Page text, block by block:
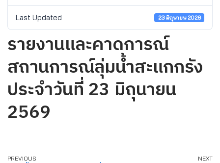
Last Updated 23 มิถุนายน 2026
รายงานและคาดการณ์
สถานการณ์ลุ่มน้ำสะแกกรัง
ประจำวันที่ 23 มิถุนายน
2569
PREVIOUS NEXT